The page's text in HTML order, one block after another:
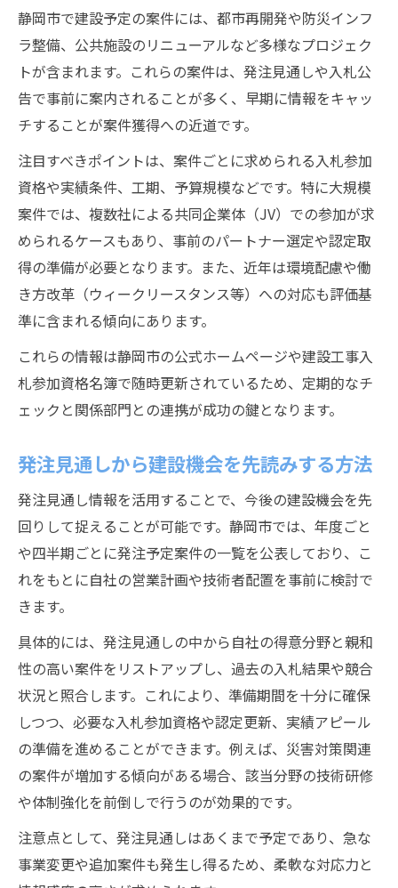
静岡市で建設予定の案件には、都市再開発や防災インフ
ラ整備、公共施設のリニューアルなど多様なプロジェク
トが含まれます。これらの案件は、発注見通しや入札公
告で事前に案内されることが多く、早期に情報をキャッ
チすることが案件獲得への近道です。
注目すべきポイントは、案件ごとに求められる入札参加
資格や実績条件、工期、予算規模などです。特に大規模
案件では、複数社による共同企業体（JV）での参加が求
められるケースもあり、事前のパートナー選定や認定取
得の準備が必要となります。また、近年は環境配慮や働
き方改革（ウィークリースタンス等）への対応も評価基
準に含まれる傾向にあります。
これらの情報は静岡市の公式ホームページや建設工事入
札参加資格名簿で随時更新されているため、定期的なチ
ェックと関係部門との連携が成功の鍵となります。
発注見通しから建設機会を先読みする方法
発注見通し情報を活用することで、今後の建設機会を先
回りして捉えることが可能です。静岡市では、年度ごと
や四半期ごとに発注予定案件の一覧を公表しており、こ
れをもとに自社の営業計画や技術者配置を事前に検討で
きます。
具体的には、発注見通しの中から自社の得意分野と親和
性の高い案件をリストアップし、過去の入札結果や競合
状況と照合します。これにより、準備期間を十分に確保
しつつ、必要な入札参加資格や認定更新、実績アピール
の準備を進めることができます。例えば、災害対策関連
の案件が増加する傾向がある場合、該当分野の技術研修
や体制強化を前倒しで行うのが効果的です。
注意点として、発注見通しはあくまで予定であり、急な
事業変更や追加案件も発生し得るため、柔軟な対応力と